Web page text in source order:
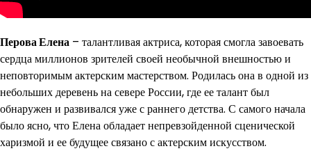
Перова Елена – талантливая актриса, которая смогла завоевать
сердца миллионов зрителей своей необычной внешностью и
неповторимым актерским мастерством. Родилась она в одной из
небольших деревень на севере России, где ее талант был
обнаружен и развивался уже с раннего детства. С самого начала
было ясно, что Елена обладает непревзойденной сценической
харизмой и ее будущее связано с актерским искусством.